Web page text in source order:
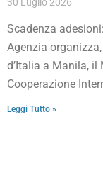
30 Luglio 2026
Scadenza
Agenzia
d’Italia a Manila,
Cooperazione
Leggi Tutto »